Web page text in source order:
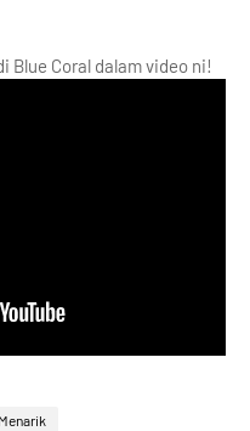
Blue Coral dalam video ni!